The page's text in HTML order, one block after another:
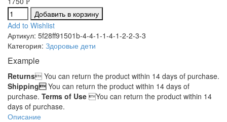
Р
Добавить в корзину
Add to Wishlist
Артикул: 5f28ff91501b-4-4-1-1-4-1-2-2-3-3
Категория: Здоровые дети
Example
Returns You can return the product within 14 days of purchase.
ShippingYou can return the product within 14 days of
purchase. Terms of Use You can return the product within 14
days of purchase.
Описание